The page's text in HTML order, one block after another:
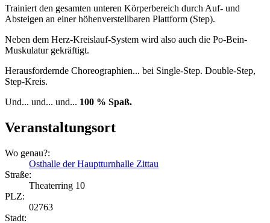
Trainiert den gesamten unteren Körperbereich durch Auf- und
Absteigen an einer höhenverstellbaren Plattform (Step).
Neben dem Herz-Kreislauf-System wird also auch die Po-Bein-
Muskulatur gekräftigt.
Herausfordernde Choreographien... bei Single-Step. Double-Step,
Step-Kreis.
Und... und... und... 100 % Spaß.
Veranstaltungsort
Wo genau?:
Osthalle der Hauptturnhalle Zittau
Straße:
Theaterring 10
PLZ:
02763
Stadt: